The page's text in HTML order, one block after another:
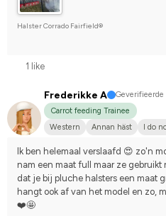
Halster Corrado Fairfield®
1 like
Frederikke A
Geverifieerde
Carrot feeding Trainee
Western
Annan häst I do
Ik ben helemaal verslaafd 😍 zo'n
nam een maat full maar ze gebruikt
dat je bij pluche halsters een maat
hangt ook af van het model en zo,
❤️🤩